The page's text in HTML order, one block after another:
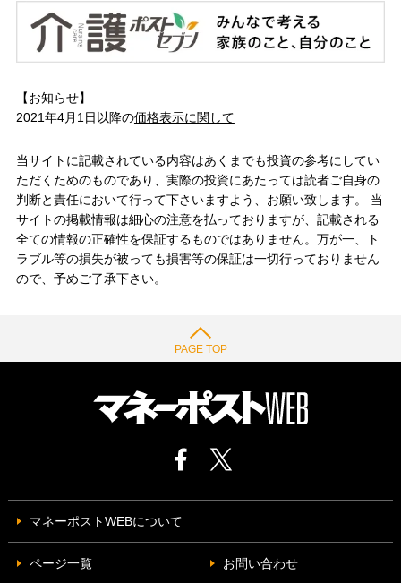
【お知らせ】
2021年4月1日以降の価格表示に関して
当サイトに記載されている内容はあくまでも投資の参考にしてい
ただくためのものであり、実際の投資にあたっては読者ご自身の
判断と責任において行って下さいますよう、お願い致します。 当
サイトの掲載情報は細心の注意を払っておりますが、記載される
全ての情報の正確性を保証するものではありません。万が一、ト
ラブル等の損失が被っても損害等の保証は一切行っておりません
ので、予めご了承下さい。
PAGE TOP
マネーポストWEBについて
ページ一覧 お問い合わせ